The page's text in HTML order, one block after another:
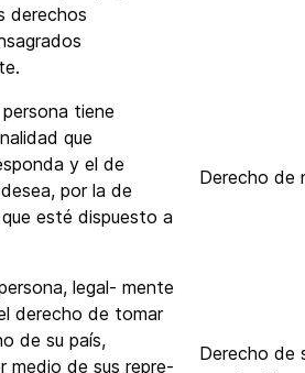
derechos
tiene
que
y el de
por la de
esté dispuesto a
Derecho de
legal- mente
derecho de tomar
de su país,
medio de sus repre-
Derecho de